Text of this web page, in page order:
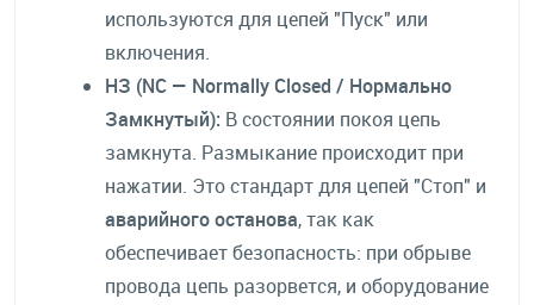
используются для цепей "Пуск" или
включения.
НЗ (NC — Normally Closed / Нормально
Замкнутый): В состоянии покоя цепь
замкнута. Размыкание происходит при
нажатии. Это стандарт для цепей "Стоп" и
аварийного останова, так как
обеспечивает безопасность: при обрыве
провода цепь разорвется, и оборудование